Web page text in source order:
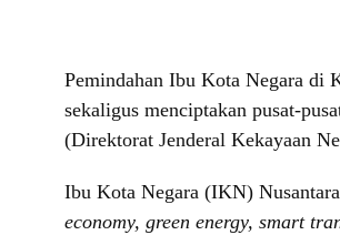
Pemindahan Ibu Kota Negara di
sekaligus menciptakan pusat-
(Direktorat Jenderal Kekayaan
Ibu Kota Negara (IKN)
economy, green energy, smart